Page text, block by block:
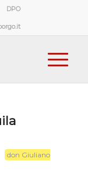
DPO
don Giuliano